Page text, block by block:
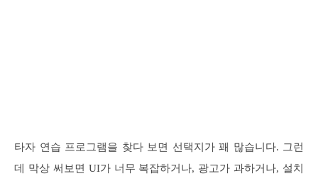
타자 연습 프로그램을 찾다 보면 선택지가 꽤 많습니다. 그런
데 막상 써보면 UI가 너무 복잡하거나, 광고가 과하거나, 설치